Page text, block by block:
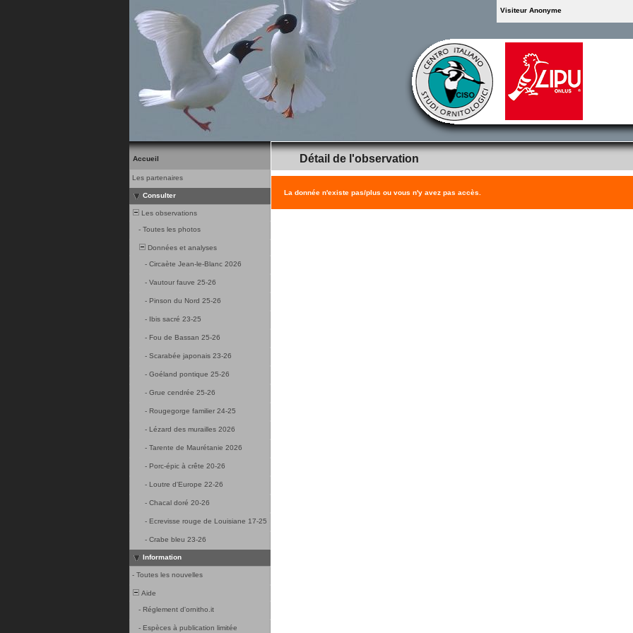
Visiteur Anonyme
Accueil
Les partenaires
Consulter
Les observations
- Toutes les photos
Données et analyses
- Circaète Jean-le-Blanc 2026
- Vautour fauve 25-26
- Pinson du Nord 25-26
- Ibis sacré 23-25
- Fou de Bassan 25-26
- Scarabée japonais 23-26
- Goéland pontique 25-26
- Grue cendrée 25-26
- Rougegorge familier 24-25
- Lézard des murailles 2026
- Tarente de Maurétanie 2026
- Porc-épic à crête 20-26
- Loutre d'Europe 22-26
- Chacal doré 20-26
- Ecrevisse rouge de Louisiane 17-25
- Crabe bleu 23-26
Information
- Toutes les nouvelles
Aide
- Réglement d'ornitho.it
- Espèces à publication limitée
Détail de l'observation
La donnée n'existe pas/plus ou vous n'y avez pas accès.